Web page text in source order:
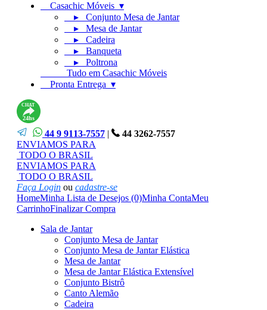
Casachic Móveis ▾
▸ Conjunto Mesa de Jantar
▸ Mesa de Jantar
▸ Cadeira
▸ Banqueta
▸ Poltrona
Tudo em Casachic Móveis
Pronta Entrega ▾
CHAT
24hs
44 9 9113-7557 |
44 3262-7557
ENVIAMOS PARA
TODO O BRASIL
ENVIAMOS PARA
TODO O BRASIL
Faça Login ou cadastre-se
HomeMinha Lista de Desejos (0)Minha ContaMeu
CarrinhoFinalizar Compra
Sala de Jantar
Conjunto Mesa de Jantar
Conjunto Mesa de Jantar Elástica
Mesa de Jantar
Mesa de Jantar Elástica Extensível
Conjunto Bistrô
Canto Alemão
Cadeira